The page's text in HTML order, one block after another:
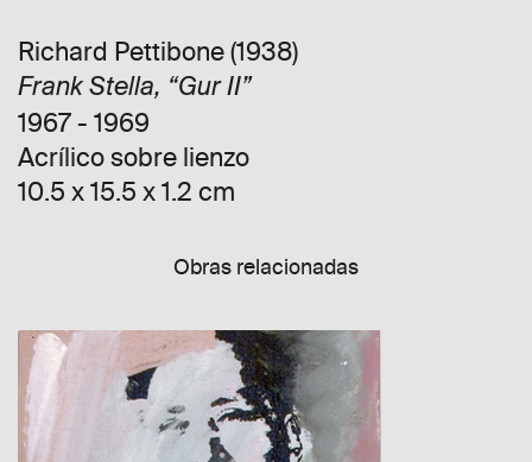
Richard Pettibone (1938)
Frank Stella, “Gur II”
1967 - 1969
Acrílico sobre lienzo
10.5 x 15.5 x 1.2 cm
Obras relacionadas